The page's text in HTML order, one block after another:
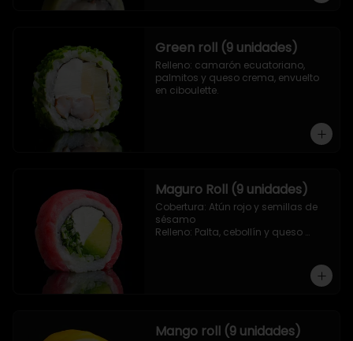
Green roll (9 unidades)
Relleno: camarón ecuatoriano,
palmitos y queso crema, envuelto
en ciboulette.
Maguro Roll (9 unidades)
Cobertura: Atún rojo y semillas de
sésamo
Relleno: Palta, cebollín y queso
Mango roll (9 unidades)